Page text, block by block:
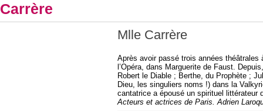
Carrère
Mlle Carrère
Après avoir passé trois années
l’Opéra, dans Marguerite de Faust.
Robert le Diable ; Berthe, du Prophète ;
Dieu, les singuliers noms !) dans la
cantatrice a épousé un spirituel littérateur
Acteurs et actrices de Paris. Adrien